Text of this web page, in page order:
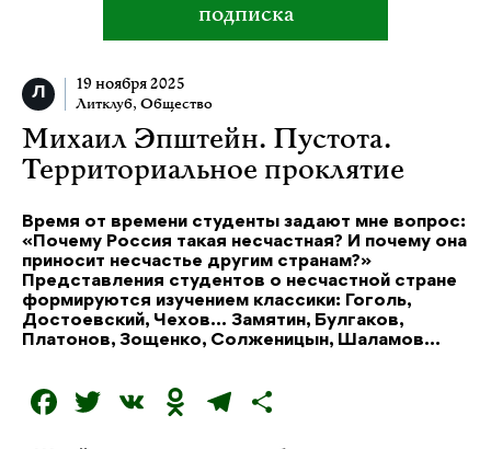
подписка
19 ноября 2025
Литклуб, Общество
Михаил Эпштейн. Пустота.
Территориальное проклятие
Время от времени студенты задают мне вопрос:
«Почему Россия такая несчастная? И почему она
приносит несчастье другим странам?»
Представления студентов о несчастной стране
формируются изучением классики: Гоголь,
Достоевский, Чехов… Замятин, Булгаков,
Платонов, Зощенко, Солженицын, Шаламов…
F
T
V
O
T